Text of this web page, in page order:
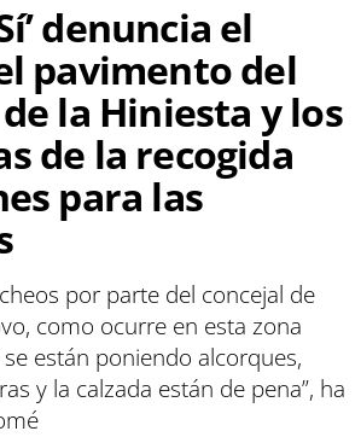
denuncia el
pavimento del
la Hiniesta y los
de la recogida
para las
por parte del concejal de
como ocurre en esta zona
están poniendo alcorques,
y la calzada están de pena”, ha